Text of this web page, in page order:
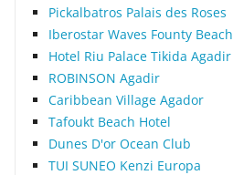
Pickalbatros Palais des Roses
Iberostar Waves Founty Beach
Hotel Riu Palace Tikida Agadir
ROBINSON Agadir
Caribbean Village Agador
Tafoukt Beach Hotel
Dunes D'or Ocean Club
TUI SUNEO Kenzi Europa